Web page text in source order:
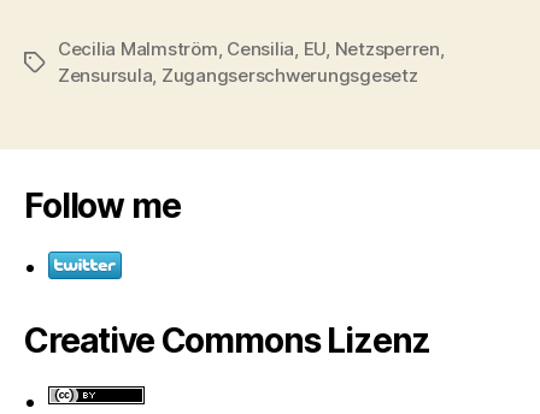
Schlagwörter
Cecilia Malmström, Censilia, EU, Netzsperren,
Zensursula, Zugangserschwerungsgesetz
Follow me
Creative Commons Lizenz